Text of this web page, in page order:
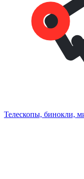
Телескопы, бинокли,